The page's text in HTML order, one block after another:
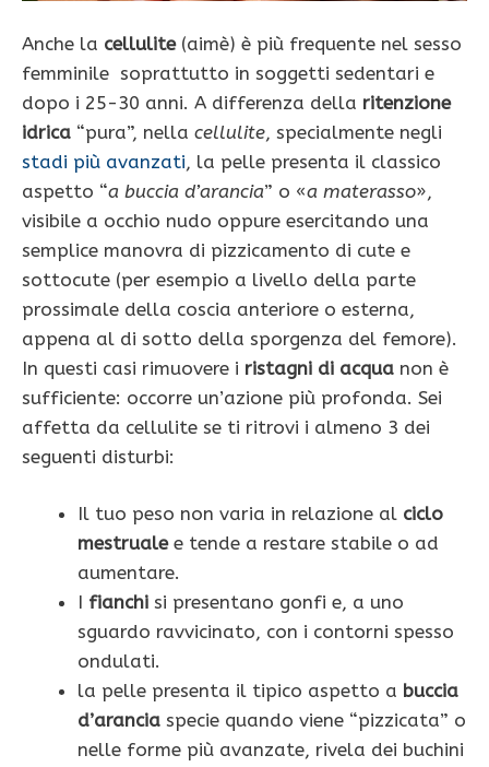
Anche la cellulite(aimè) è più frequente nel sesso
femminile soprattutto in soggetti sedentari e
dopo i 25-30 anni. A differenza della ritenzione
idrica “pura”, nella cellulite, special­mente negli
stadi più avanzati, la pelle presenta il classico
aspetto “a buccia d’arancia” o «a ma­terasso»,
visibile a occhio nudo oppure esercitando una
semplice manovra di pizzica­mento di cute e
sottocute (per esempio a livel­lo della parte
prossimale della coscia anteriore o esterna,
appena al di sotto della sporgenza del femore).
In questi casi rimuovere i ristagni di acqua non è
sufficiente: occorre un’azione più profonda. Sei
affetta da cellulite se ti ritrovi i almeno 3 dei
seguenti disturbi:
Il tuo peso non varia in relazione al ciclo
mestrualee tende a restare stabile o ad
aumentare.
I fianchi si presentano gonfi e, a uno
sguardo ravvicinato, con i contorni spesso
ondulati.
la pelle presenta il tipico aspetto a buccia
d’arancia specie quando viene “pizzicata” o
nelle forme più avanzate, rivela dei buchini